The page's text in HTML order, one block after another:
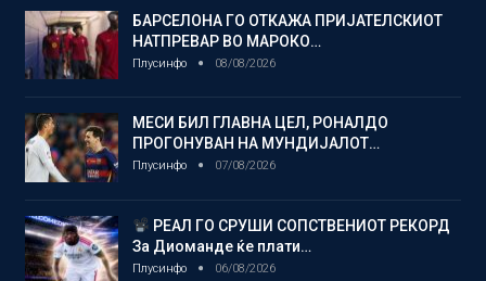
БАРСЕЛОНА ГО ОТКАЖА ПРИЈАТЕЛСКИОТ
НАТПРЕВАР ВО МАРОКО…
Плусинфо 08/08/2026
МЕСИ БИЛ ГЛАВНА ЦЕЛ, РОНАЛДО
ПРОГОНУВАН НА МУНДИЈАЛОТ…
Плусинфо 07/08/2026
РЕАЛ ГО СРУШИ СОПСТВЕНИОТ РЕКОРД
За Диоманде ќе плати…
Плусинфо 06/08/2026